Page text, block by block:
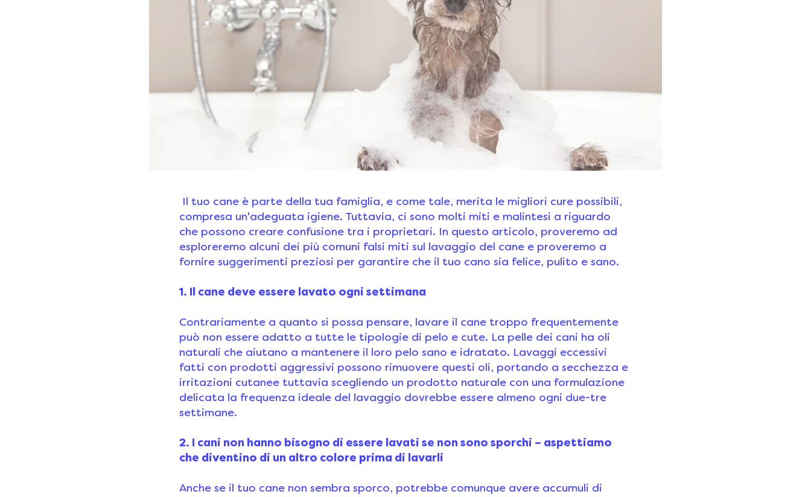
Il tuo cane è parte della tua famiglia, e come tale, merita le migliori cure possibili,
compresa un'adeguata igiene. Tuttavia, ci sono molti miti e malintesi a riguardo
che possono creare confusione tra i proprietari. In questo articolo, proveremo ad
esploreremo alcuni dei più comuni falsi miti sul lavaggio del cane e proveremo a
fornire suggerimenti preziosi per garantire che il tuo cano sia felice, pulito e sano.
1. Il cane deve essere lavato ogni settimana
Contrariamente a quanto si possa pensare, lavare il cane troppo frequentemente
può non essere adatto a tutte le tipologie di pelo e cute. La pelle dei cani ha oli
naturali che aiutano a mantenere il loro pelo sano e idratato. Lavaggi eccessivi
fatti con prodotti aggressivi possono rimuovere questi oli, portando a secchezza e
irritazioni cutanee tuttavia scegliendo un prodotto naturale con una formulazione
delicata la frequenza ideale del lavaggio dovrebbe essere almeno ogni due-tre
settimane.
2. I cani non hanno bisogno di essere lavati se non sono sporchi – aspettiamo
che diventino di un altro colore prima di lavarli
Anche se il tuo cane non sembra sporco, potrebbe comunque avere accumuli di